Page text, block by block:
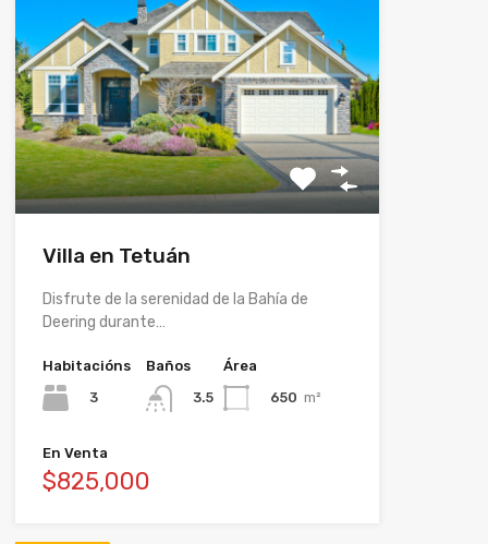
Villa en Tetuán
Disfrute de la serenidad de la Bahía de
Deering durante…
Habitacións
3
Baños
3.5
Área
650 m²
En Venta
$825,000